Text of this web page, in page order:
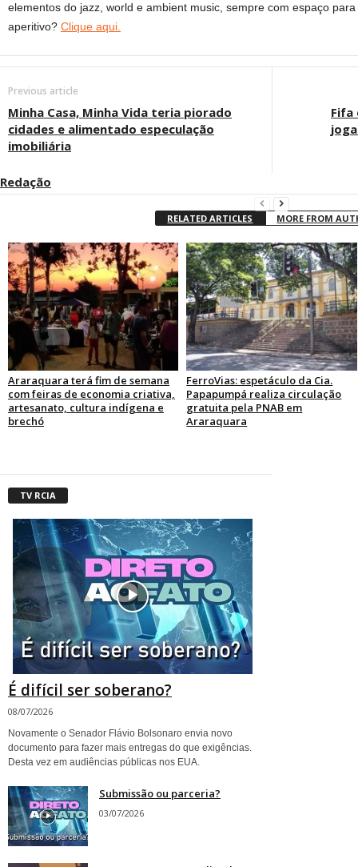
elementos do jazz, world e ambient music, sempre com espaço
aperitivo? Clique aqui.
Previous article
Minha Casa, Minha Vida teria piorado
cidades e alimentado especulação
imobiliária
Fifa
Redação
RELATED ARTICLES MORE FROM
Araraquara terá fim de semana
com feiras de economia criativa,
artesanato, cultura indígena e
brechó
FerroVias: espetáculo da Cia.
Papapumpá realiza circulação
gratuita pela PNAB em
Araraquara
TV RCIA
É difícil ser soberano?
08/07/2026
Novamente o Senador Flávio Bolsonaro envia novo
documento para fazer mais entregas do que exigências.
Desta vez em audiências públicas nos EUA.
Submissão ou parceria?
03/07/2026